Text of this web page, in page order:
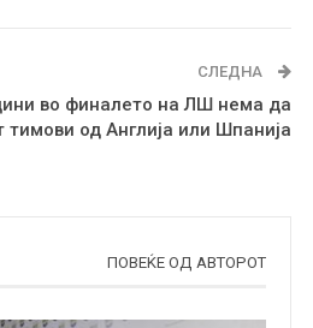
СЛЕДНА
во финалето на ЛШ нема да
тимови од Англија или Шпанија
ПОВЕЌЕ ОД АВТОРОТ